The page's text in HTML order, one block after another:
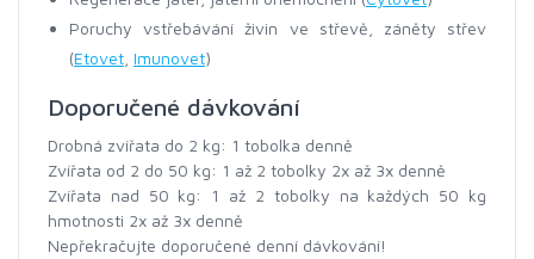
Poruchy vstřebávání živin ve střevě, záněty střev
(Etovet Imunovet)
Doporučené dávkování
Drobná zvířata do 2 kg: 1 tobolka denně
Zvířata od 2 do 50 kg: 1 až 2 tobolky 2x až 3x denně
Zvířata nad 50 kg: 1 až 2 tobolky na každých 50 kg
hmotnosti 2x až 3x denně
Nepřekračujte doporučené denní dávkování!